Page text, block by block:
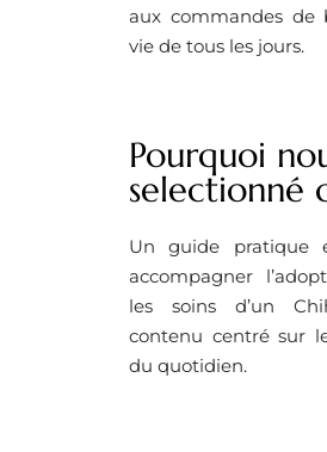
aux commandes de
vie de tous les jours.
Pourquoi
selectionné
Un guide pratique
accompagner
les soins d’un
contenu centré sur
du quotidien.